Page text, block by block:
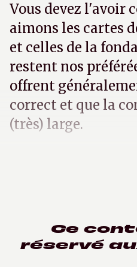
Vous devez l'avoir
aimons les cartes
et celles de la
restent nos
offrent
correct et que la
(très) large.
Ce
réservé